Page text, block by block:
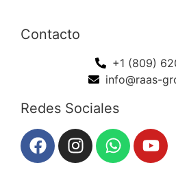
Contacto
+1 (809)
info@raas-
Redes Sociales